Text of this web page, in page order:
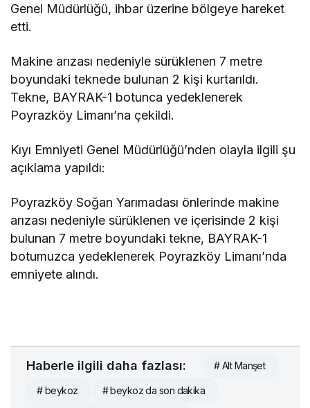
Genel Müdürlüğü, ihbar üzerine bölgeye hareket
etti.
Makine arızası nedeniyle sürüklenen 7 metre
boyundaki teknede bulunan 2 kişi kurtarıldı.
Tekne, BAYRAK-1 botunca yedeklenerek
Poyrazköy Limanı’na çekildi.
Kıyı Emniyeti Genel Müdürlüğü’nden olayla ilgili şu
açıklama yapıldı:
Poyrazköy Soğan Yarımadası önlerinde makine
arızası nedeniyle sürüklenen ve içerisinde 2 kişi
bulunan 7 metre boyundaki tekne, BAYRAK-1
botumuzca yedeklenerek Poyrazköy Limanı’nda
emniyete alındı.
Haberle ilgili daha fazlası: # Alt Manşet
# beykoz # beykoz da son dakika